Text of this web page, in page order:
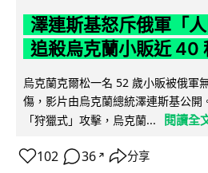
澤連斯基怒斥俄軍「
追殺烏克蘭小販近 40
烏克蘭克爾松一名 52 歲小販被俄軍
傷，影片由烏克蘭總統澤連斯基公開
「狩獵式」攻擊，烏克蘭...
閱讀全
102 36 ↗ 分享